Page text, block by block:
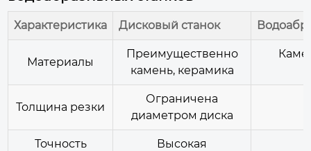
Характеристика Дисковый станок
Материалы
Преимущественно
камень, керамика
Толщина резки
Ограничена
диаметром диска
Точность Высокая